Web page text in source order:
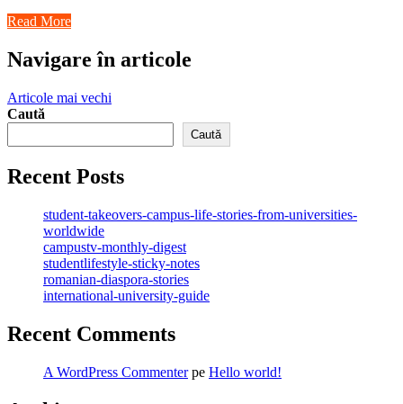
Read More
Navigare în articole
Articole mai vechi
Caută
Caută
Recent Posts
student-takeovers-campus-life-stories-from-universities-
worldwide
campustv-monthly-digest
studentlifestyle-sticky-notes
romanian-diaspora-stories
international-university-guide
Recent Comments
A WordPress Commenterpe Hello world!